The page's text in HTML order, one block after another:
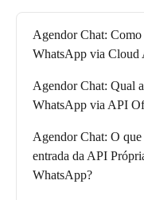
Agendor Chat:
WhatsApp via Cloud
Agendor Chat: Qual
WhatsApp via API
Agendor Chat: O que
entrada da API
WhatsApp?